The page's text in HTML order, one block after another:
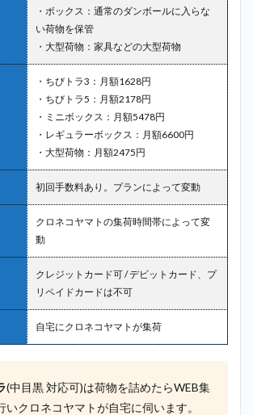
・ボックス：通常のダンボールに入らな
い荷物を保管
・大型荷物：家具などの大型荷物
・ちびトラ3：月額1628円
・ちびトラ5：月額2178円
・ミニボックス：月額5478円
・レギュラーボックス：月額6600円
・大型荷物：月額2475円
初回手数料あり。プランによって変動
クロネコヤマトの集荷時間帯によって変
動
クレジットカード可 / デビットカード、プ
リペイドカードは不可
自宅にクロネコヤマトが集荷
(中目黒 対応可)は荷物を詰めたらWEB集
いクロネコヤマトが自宅に伺います。